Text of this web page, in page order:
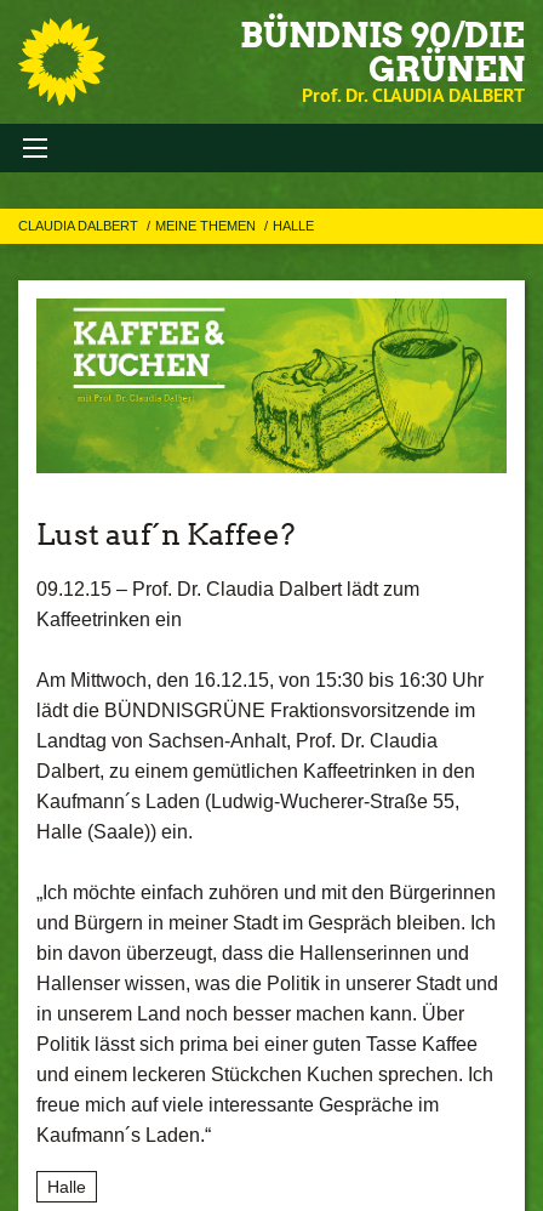
BÜNDNIS 90/DIE
GRÜNEN
Prof. Dr. CLAUDIA DALBERT
CLAUDIA DALBERT MEINE THEMEN HALLE
Lust auf´n Kaffee?
09.12.15 – Prof. Dr. Claudia Dalbert lädt zum
Kaffeetrinken ein
Am Mittwoch, den 16.12.15, von 15:30 bis 16:30 Uhr
lädt die BÜNDNISGRÜNE Fraktionsvorsitzende im
Landtag von Sachsen-Anhalt, Prof. Dr. Claudia
Dalbert, zu einem gemütlichen Kaffeetrinken in den
Kaufmann´s Laden (Ludwig-Wucherer-Straße 55,
Halle (Saale)) ein.
„Ich möchte einfach zuhören und mit den Bürgerinnen
und Bürgern in meiner Stadt im Gespräch bleiben. Ich
bin davon überzeugt, dass die Hallenserinnen und
Hallenser wissen, was die Politik in unserer Stadt und
in unserem Land noch besser machen kann. Über
Politik lässt sich prima bei einer guten Tasse Kaffee
und einem leckeren Stückchen Kuchen sprechen. Ich
freue mich auf viele interessante Gespräche im
Kaufmann´s Laden.“
Halle